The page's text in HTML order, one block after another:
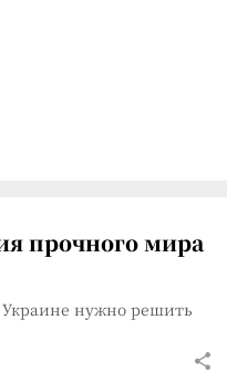
прочного мира
нужно решить